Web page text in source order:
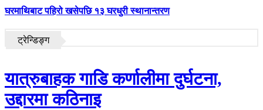
घरमाथिबाट पहिरो खसेपछि १३ घरधुरी स्थानान्तरण
ट्रेन्डिङ्ग
यात्रुबाहक गाडि कर्णालीमा दुर्घटना,
उद्दारमा कठिनाइ